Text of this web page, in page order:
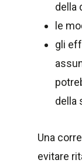
della
le
gli
della
Una
evitare